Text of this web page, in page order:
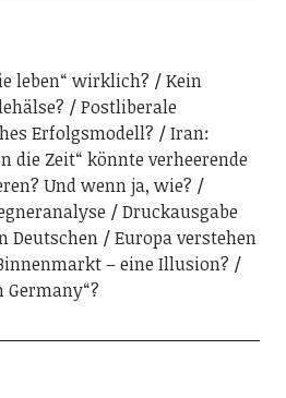
leben“ wirklich?
Kein
Postliberale
Erfolgsmodell?
Iran:
die Zeit“ könnte verheerende
Und wenn ja, wie?
Druckausgabe
Deutschen
Europa verstehen
– eine Illusion?